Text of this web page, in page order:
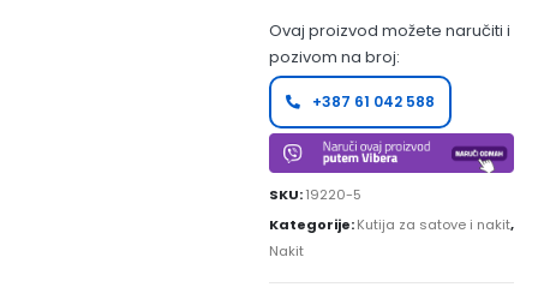
Ovaj proizvod možete naručiti i
pozivom na broj:
+387 61 042 588
SKU:19220-5
Kategorije:Kutija za satove i nakit,
Nakit